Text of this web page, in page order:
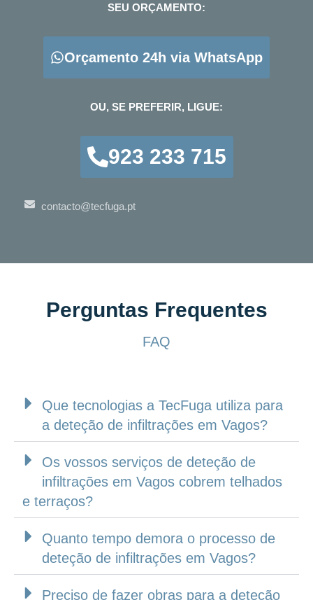
SEU ORÇAMENTO:
Orçamento 24h via WhatsApp
OU, SE PREFERIR, LIGUE:
923 233 715
contacto@tecfuga.pt
Perguntas Frequentes
FAQ
Que tecnologias a TecFuga utiliza para
a deteção de infiltrações em Vagos?
Os vossos serviços de deteção de
infiltrações em Vagos cobrem telhados
e terraços?
Quanto tempo demora o processo de
deteção de infiltrações em Vagos?
Preciso de fazer obras para a deteção